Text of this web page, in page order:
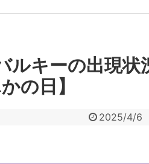
ルキーの出現状
の日】
2025/4/6